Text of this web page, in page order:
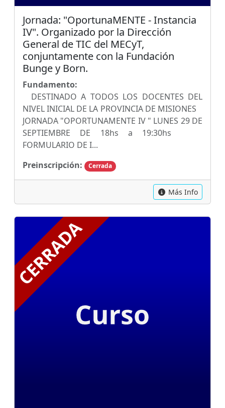
Jornada: "OportunaMENTE - Instancia
IV". Organizado por la Dirección
General de TIC del MECyT,
conjuntamente con la Fundación
Bunge y Born.
Fundamento:
DESTINADO A TODOS LOS DOCENTES DEL
NIVEL INICIAL DE LA PROVINCIA DE MISIONES
JORNADA "OPORTUNAMENTE IV " LUNES 29 DE
SEPTIEMBRE DE 18hs a 19:30hs
FORMULARIO DE I...
Preinscripción:
Cerrada
Más Info